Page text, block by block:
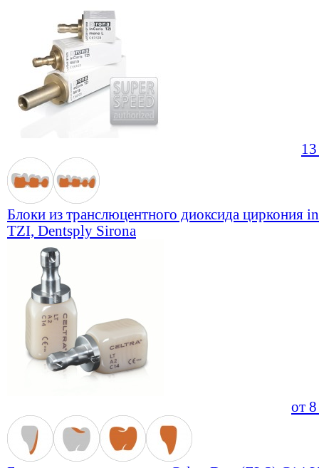
Блоки из транслюцентного диоксида циркония
TZI, Dentsply Sirona
от